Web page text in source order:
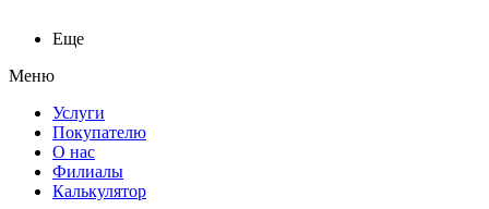
Еще
Меню
Услуги
Покупателю
О нас
Филиалы
Калькулятор